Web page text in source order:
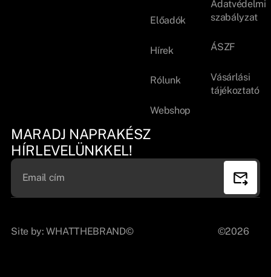
Előadók
Hírek
Rólunk
Webshop
Adatvédelmi
szabályzat
ÁSZF
Vásárlási
tájékoztató
MARADJ NAPRAKÉSZ
HÍRLEVELÜNKKEL!
Site by:WHATTHEBRAND© ©2026